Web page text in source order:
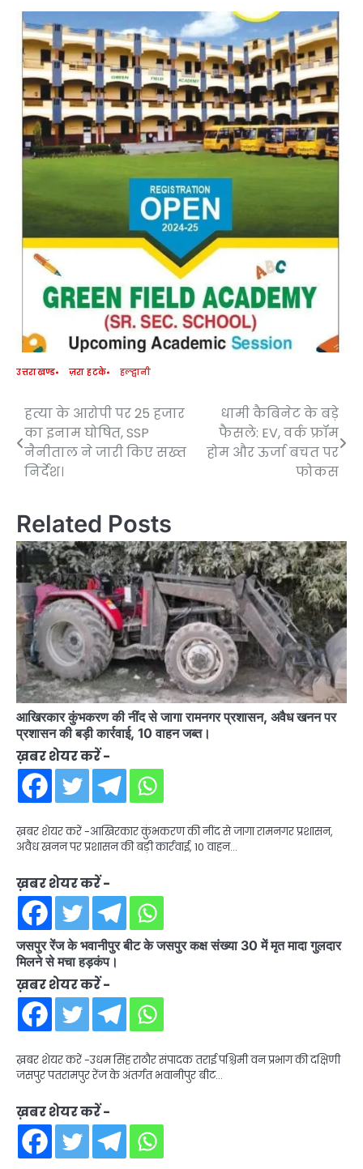
उत्तराखण्ड ज़रा हटके हल्द्वानी
Post
navigation
हत्या के आरोपी पर 25 हजार
का इनाम घोषित, SSP
नैनीताल ने जारी किए सख्त
निर्देश।
धामी कैबिनेट के बड़े
फैसले: EV, वर्क फ्रॉम
होम और ऊर्जा बचत पर
फोकस
Related Posts
आखिरकार कुंभकरण की नींद से जागा रामनगर प्रशासन, अवैध खनन पर
प्रशासन की बड़ी कार्रवाई, 10 वाहन जब्त।
ख़बर शेयर करें -
ख़बर शेयर करें -आखिरकार कुंभकरण की नींद से जागा रामनगर प्रशासन,
अवैध खनन पर प्रशासन की बड़ी कार्रवाई, 10 वाहन…
ख़बर शेयर करें -
जसपुर रेंज के भवानीपुर बीट के जसपुर कक्ष संख्या 30 में मृत मादा गुलदार
मिलने से मचा हड़कंप।
ख़बर शेयर करें -
ख़बर शेयर करें -उधम सिंह राठौर संपादक तराई पश्चिमी वन प्रभाग की दक्षिणी
जसपुर पतरामपुर रेंज के अंतर्गत भवानीपुर बीट…
ख़बर शेयर करें -